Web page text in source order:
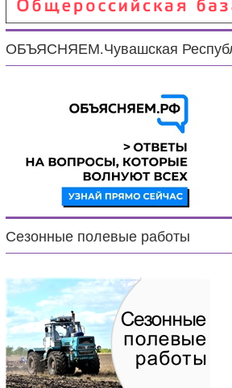
ОБЪЯСНЯЕМ.Чувашская
Сезонные полевые работы